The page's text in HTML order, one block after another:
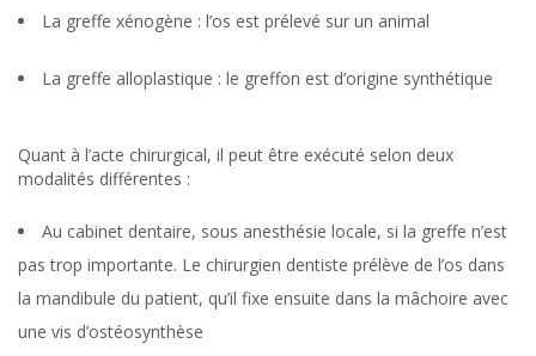
La greffe xénogène : l’os est prélevé sur un animal
La greffe alloplastique : le greffon est d’origine synthétique
Quant à l’acte chirurgical, il peut être exécuté selon deux
modalités différentes :
Au cabinet dentaire, sous anesthésie locale, si la greffe n’est
pas trop importante. Le chirurgien dentiste prélève de l’os dans
la mandibule du patient, qu’il fixe ensuite dans la mâchoire avec
une vis d’ostéosynthèse